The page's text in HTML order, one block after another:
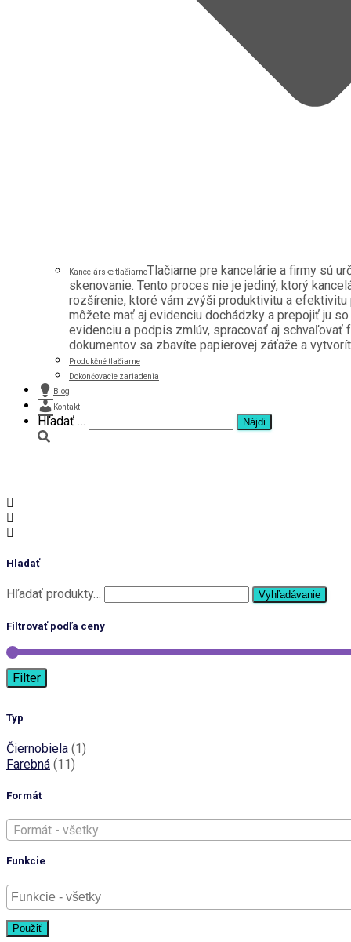
Kancelárske tlačiarneTlačiarne pre kancelárie a firmy sú
skenovanie. Tento proces nie je jediný, ktorý
rozšírenie, ktoré vám zvýši produktivitu a efektivitu
môžete mať aj evidenciu dochádzky a prepojiť ju
evidenciu a podpis zmlúv, spracovať aj schvaľovať
dokumentov sa zbavíte papierovej záťaže a
Produkčné tlačiarne
Dokončovacie zariadenia
Blog
Kontakt
Hľadať:
Hľadať …
Hladať
Hľadať:
Hľadať produkty… Vyhľadávanie
Filtrovať podľa ceny
Filter
Typ
Čiernobiela (1)
Farebná (11)
Formát
Formát - všetky
Funkcie
Použiť